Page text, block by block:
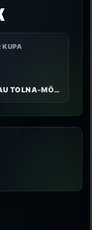
KUPA
2F-BAU TOLNA-MÖZS